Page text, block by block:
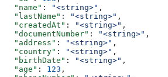
  "name"
: "<string>" ,
  "lastName"
: "<string>" ,
  "createdAt"
: "<string>" ,
  "documentNumber"
: "<string>" ,
  "address"
: "<string>" ,
  "country"
: "<string>" ,
  "birthDate"
: "<string>" ,
  "age"
: 123 ,